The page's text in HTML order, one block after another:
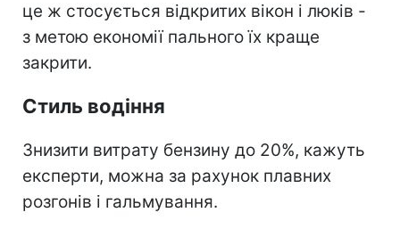
це ж стосується відкритих вікон і люків -
з метою економії пального їх краще
закрити.
Стиль водіння
Знизити витрату бензину до 20%, кажуть
експерти, можна за рахунок плавних
розгонів і гальмування.